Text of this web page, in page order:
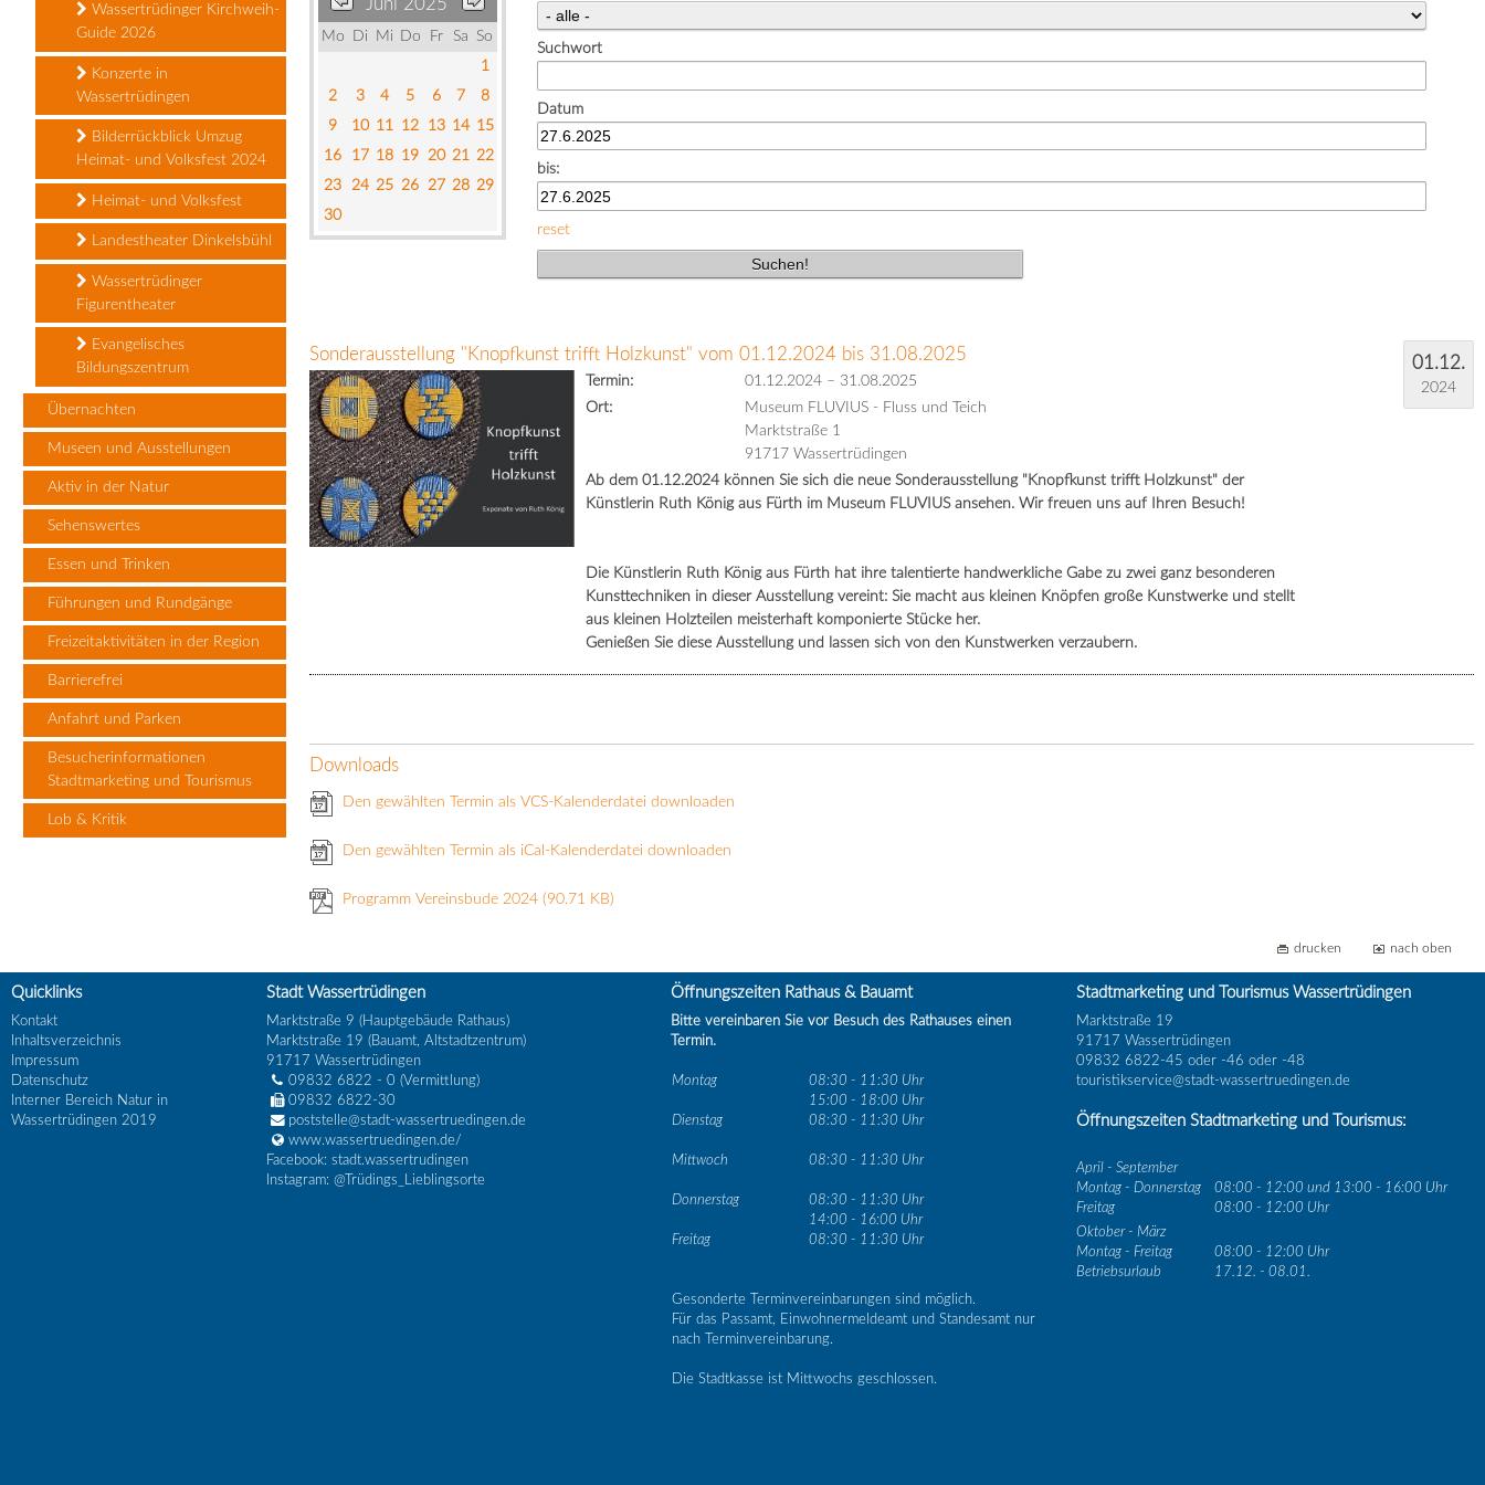
Wassertrüdinger Kirchweih-
Guide 2026
Konzerte in
Wassertrüdingen
Bilderrückblick Umzug
Heimat- und Volksfest 2024
Heimat- und Volksfest
Landestheater Dinkelsbühl
Wassertrüdinger
Figurentheater
Evangelisches
Bildungszentrum
Übernachten
Museen und Ausstellungen
Aktiv in der Natur
Sehenswertes
Essen und Trinken
Führungen und Rundgänge
Freizeitaktivitäten in der Region
Barrierefrei
Anfahrt und Parken
Besucherinformationen
Stadtmarketing und Tourismus
Lob & Kritik
Juni 2025
Mo Di Mi Do Fr Sa
So
1
2
3 4 5 6 7
8
9
10 11 12 13 14 15
16
17 18 19 20 21 22
23
24 25 26 27 28 29
30
Suchwort
Datum
bis:
reset
01.12.
2024
Sonderausstellung "Knopfkunst trifft Holzkunst" vom 01.12.2024 bis 31.08.2025
Termin: 01.12.2024– 31.08.2025
Ort:
Museum FLUVIUS - Fluss und Teich
Marktstraße 1
91717 Wassertrüdingen
Ab dem 01.12.2024 können Sie sich die neue Sonderausstellung "Knopfkunst trifft Holzkunst" der
Künstlerin Ruth König aus Fürth im Museum FLUVIUS ansehen. Wir freuen uns auf Ihren Besuch!
Die Künstlerin Ruth König aus Fürth hat ihre talentierte handwerkliche Gabe zu zwei ganz besonderen
Kunsttechniken in dieser Ausstellung vereint: Sie macht aus kleinen Knöpfen große Kunstwerke und stellt
aus kleinen Holzteilen meisterhaft komponierte Stücke her.
Genießen Sie diese Ausstellung und lassen sich von den Kunstwerken verzaubern.
Downloads
Den gewählten Termin als VCS-Kalenderdatei downloaden
Den gewählten Termin als iCal-Kalenderdatei downloaden
Programm Vereinsbude 2024 (90.71 KB)
drucken nach oben
Quicklinks
Kontakt
Inhaltsverzeichnis
Impressum
Datenschutz
Interner Bereich Natur in
Wassertrüdingen 2019
Stadt Wassertrüdingen
Marktstraße 9 (Hauptgebäude Rathaus)
Marktstraße 19 (Bauamt, Altstadtzentrum)
91717 Wassertrüdingen
09832 6822 - 0 (Vermittlung)
09832 6822-30
poststelle@stadt-wassertruedingen.de
www.wassertruedingen.de/
Facebook: stadt.wassertrudingen
Instagram: @Trüdings_Lieblingsorte
Öffnungszeiten Rathaus & Bauamt
Bitte vereinbaren Sie vor Besuch des Rathauses einen
Termin.
Montag
08:30 - 11:30 Uhr
15:00 - 18:00 Uhr
Dienstag
08:30 - 11:30 Uhr
Mittwoch 08:30 - 11:30 Uhr
Donnerstag
08:30 - 11:30 Uhr
14:00 - 16:00 Uhr
Freitag
08:30 - 11:30 Uhr
Gesonderte Terminvereinbarungen sind möglich.
Für das Passamt, Einwohnermeldeamt und Standesamt nur
nach Terminvereinbarung.
Die Stadtkasse ist Mittwochs geschlossen.
Stadtmarketing und Tourismus Wassertrüdingen
Marktstraße 19
91717 Wassertrüdingen
09832 6822-45 oder -46 oder -48
touristikservice@stadt-wassertruedingen.de
Öffnungszeiten Stadtmarketing und Tourismus:
April - September
Montag - Donnerstag
08:00 - 12:00 und 13:00 - 16:00 Uhr
Freitag
08:00 - 12:00 Uhr
Oktober - März
Montag - Freitag
08:00 - 12:00 Uhr
Betriebsurlaub
17.12. - 08.01.